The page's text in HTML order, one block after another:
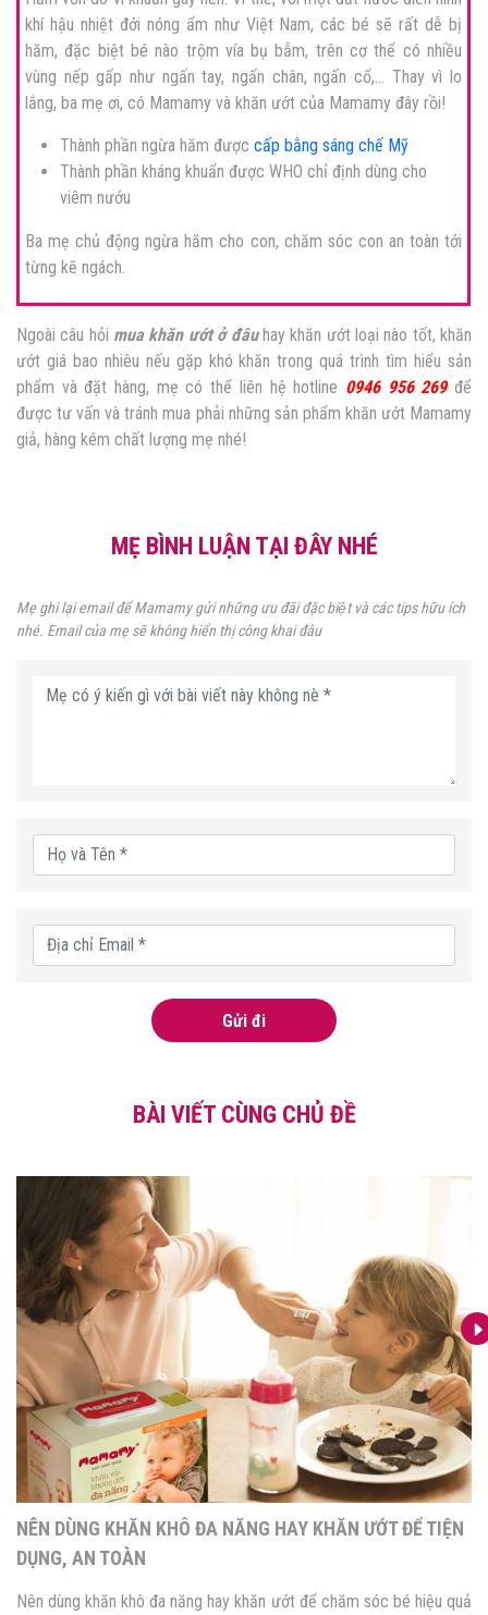
khí hậu nhiệt đới nóng ẩm như Việt Nam, các bé sẽ rất dễ bị
hăm, đặc biệt bé nào trộm vía bụ bẫm, trên cơ thể có nhiều
vùng nếp gấp như ngấn tay, ngấn chân, ngấn cổ,… Thay vì lo
lắng, ba mẹ ơi, có Mamamy và khăn ướt của Mamamy đây rồi!
Thành phần ngừa hăm được cấp bằng sáng chế Mỹ
Thành phần kháng khuẩn được WHO chỉ định dùng cho
viêm nướu
Ba mẹ chủ động ngừa hăm cho con, chăm sóc con an toàn tới
từng kẽ ngách.
Ngoài câu hỏi mua khăn ướt ở đâu hay khăn ướt loại nào tốt, khăn
ướt giá bao nhiêu nếu gặp khó khăn trong quá trình tìm hiểu sản
phẩm và đặt hàng, mẹ có thể liên hệ hotline 0946 956 269để
được tư vấn và tránh mua phải những sản phẩm khăn ướt Mamamy
giả, hàng kém chất lượng mẹ nhé!
MẸ BÌNH LUẬN TẠI ĐÂY NHÉ
Mẹ ghi lại email để Mamamy gửi những ưu đãi đặc biệt và các tips hữu ích
nhé. Email của mẹ sẽ không hiển thị công khai đâu
Gửi đi
BÀI VIẾT CÙNG CHỦ ĐỀ
NÊN DÙNG KHĂN KHÔ ĐA NĂNG HAY KHĂN ƯỚT ĐỂ TIỆN
DỤNG, AN TOÀN
Nên dùng khăn khô đa năng hay khăn ướt để chăm sóc bé hiệu quả